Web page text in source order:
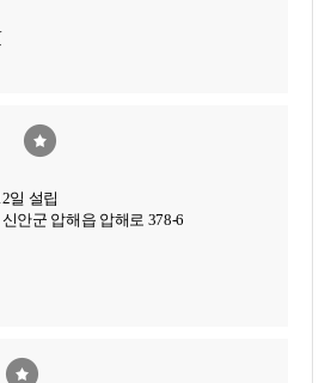
일 설립
안군 압해읍 압해로 378-6